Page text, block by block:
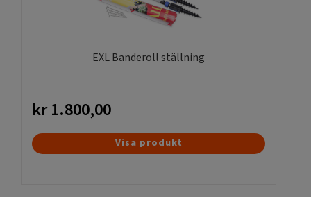
väljas
EXL Banderoll ställning
kr1.800,00
Visa produkt